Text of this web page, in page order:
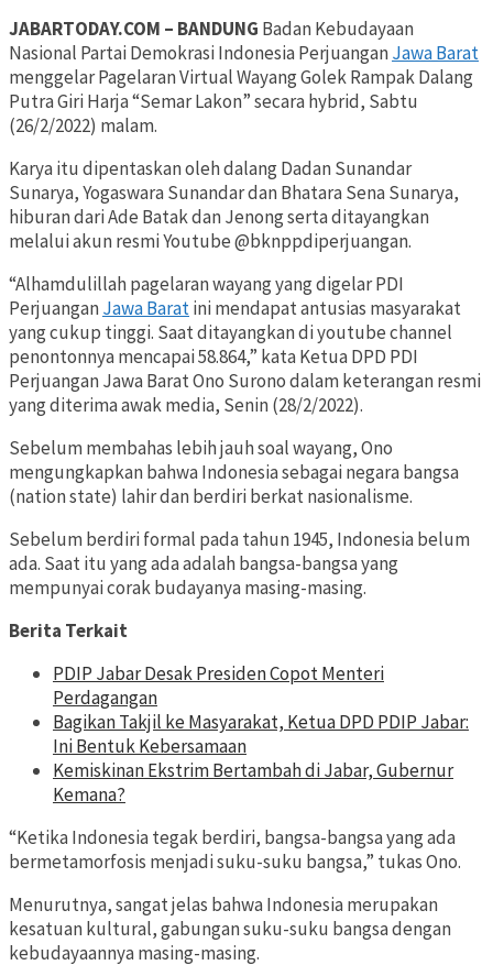
JABARTODAY.COM – BANDUNG Badan Kebudayaan
Nasional Partai Demokrasi Indonesia PerjuanganJawa Barat
menggelar Pagelaran Virtual Wayang Golek Rampak Dalang
Putra Giri Harja “Semar Lakon” secara hybrid, Sabtu
(26/2/2022) malam.
Karya itu dipentaskan oleh dalang Dadan Sunandar
Sunarya, Yogaswara Sunandar dan Bhatara Sena Sunarya,
hiburan dari Ade Batak dan Jenong serta ditayangkan
melalui akun resmi Youtube @bknppdiperjuangan.
“Alhamdulillah pagelaran wayang yang digelar PDI
PerjuanganJawa Baratini mendapat antusias masyarakat
yang cukup tinggi. Saat ditayangkan di youtube channel
penontonnya mencapai 58.864,” kata Ketua DPD PDI
Perjuangan Jawa Barat Ono Surono dalam keterangan resmi
yang diterima awak media, Senin (28/2/2022).
Sebelum membahas lebih jauh soal wayang, Ono
mengungkapkan bahwa Indonesia sebagai negara bangsa
(nation state) lahir dan berdiri berkat nasionalisme.
Sebelum berdiri formal pada tahun 1945, Indonesia belum
ada. Saat itu yang ada adalah bangsa-bangsa yang
mempunyai corak budayanya masing-masing.
Berita Terkait
PDIP Jabar Desak Presiden Copot Menteri
Perdagangan
Bagikan Takjil ke Masyarakat, Ketua DPD PDIP Jabar:
Ini Bentuk Kebersamaan
Kemiskinan Ekstrim Bertambah di Jabar, Gubernur
Kemana?
“Ketika Indonesia tegak berdiri, bangsa-bangsa yang ada
bermetamorfosis menjadi suku-suku bangsa,” tukas Ono.
Menurutnya, sangat jelas bahwa Indonesia merupakan
kesatuan kultural, gabungan suku-suku bangsa dengan
kebudayaannya masing-masing.